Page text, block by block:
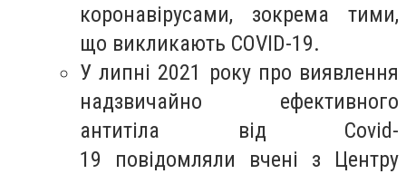
коронавірусами, зокрема тими,
що викликають COVID-19.
У липні 2021 року про виявлення
надзвичайно ефективного
антитіла від Covid-
19 повідомляли вчені з Центру